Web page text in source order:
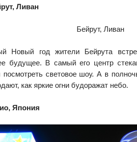
Ливан
Новый год жители Бейрута
будущее. В самый его центр
посмотреть световое шоу. А в
как яркие огни будоражат небо.
Япония